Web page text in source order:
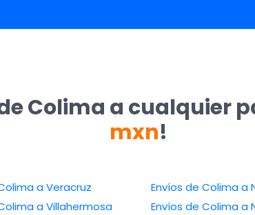
Colima a cualquier
mxn!
Envíos de Colima a Veracruz
Envíos de Colima a Villahermosa